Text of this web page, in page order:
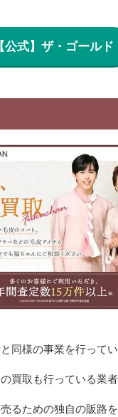
【公式】ザ・ゴールド
同様の事業を行ってい
買取も行っている業者
売るための独自の販路